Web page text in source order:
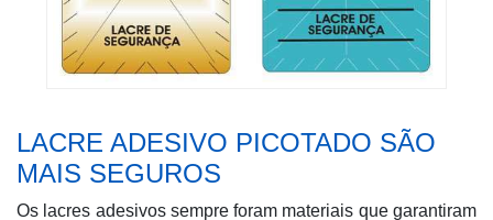
LACRE ADESIVO PICOTADO SÃO
MAIS SEGUROS
Os lacres adesivos sempre foram materiais que garantiram